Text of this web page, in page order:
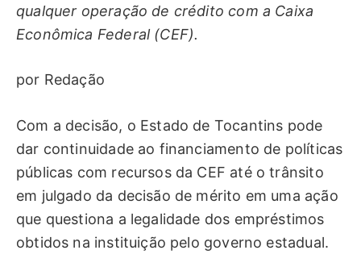
qualquer operação de crédito com a Caixa
Econômica Federal (CEF).
por Redação
Com a decisão, o Estado de Tocantins pode
dar continuidade ao financiamento de políticas
públicas com recursos da CEF até o trânsito
em julgado da decisão de mérito em uma ação
que questiona a legalidade dos empréstimos
obtidos na instituição pelo governo estadual.